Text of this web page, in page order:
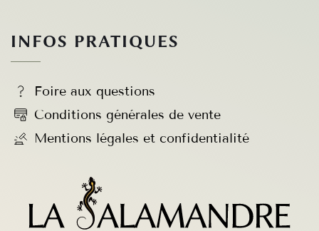
INFOS PRATIQUES
Foire aux questions
Conditions générales de vente
Mentions légales et confidentialité